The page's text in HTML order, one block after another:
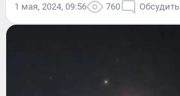
1 мая, 2024, 09:56 760 Обсудить